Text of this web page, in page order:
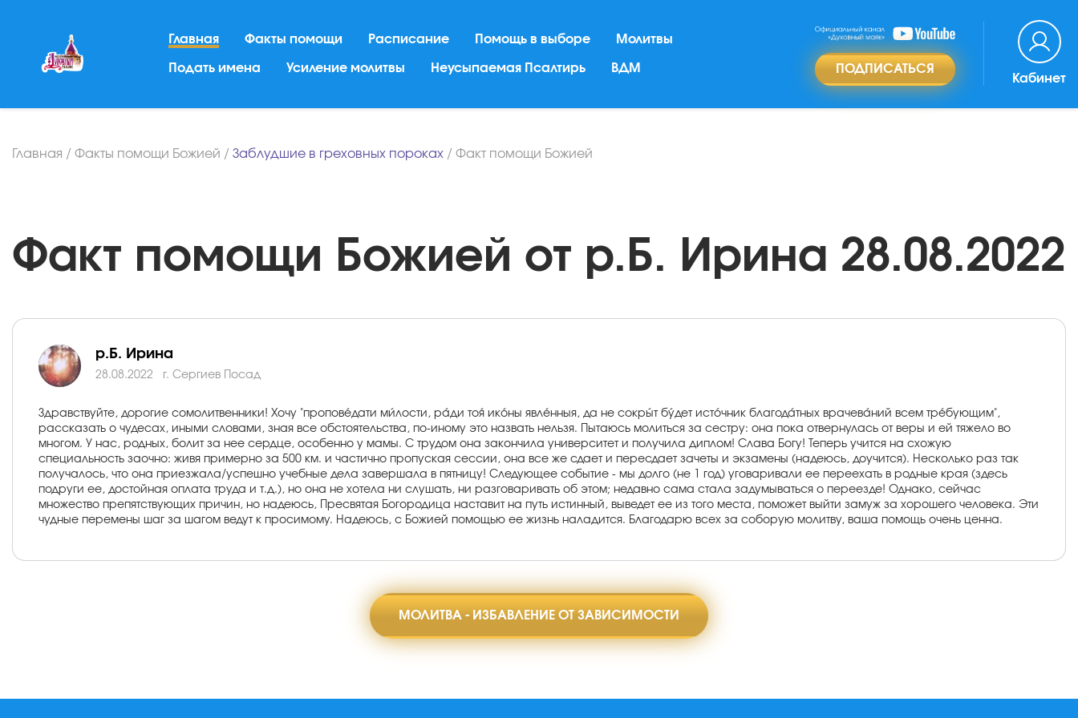
Главная Факты помощи Расписание Помощь в выборе Молитвы
Подать имена Усиление молитвы Неусыпаемая Псалтирь ВДМ ПОДПИСАТЬСЯ
Кабинет
Главная / Факты помощи Божией / Заблудшие в греховных пороках / Факт помощи Божией
Факт помощи Божией от р.Б. Ирина 28.08.2022
р.Б. Ирина
28.08.2022 г. Сергиев Посад
Здравствуйте, дорогие сомолитвенники! Хочу "пропове́дати ми́лости, ра́ди тоя́ ико́ны явле́нныя, да не сокры́т бу́дет исто́чник благода́тных врачева́ний всем тре́бующим",
рассказать о чудесах, иными словами, зная все обстоятельства, по-иному это назвать нельзя. Пытаюсь молиться за сестру: она пока отвернулась от веры и ей тяжело во
многом. У нас, родных, болит за нее сердце, особенно у мамы. С трудом она закончила университет и получила диплом! Слава Богу! Теперь учится на схожую
специальность заочно: живя примерно за 500 км. и частично пропуская сессии, она все же сдает и пересдает зачеты и экзамены (надеюсь, доучится). Несколько раз так
получалось, что она приезжала/успешно учебные дела завершала в пятницу! Следующее событие - мы долго (не 1 год) уговаривали ее переехать в родные края (здесь
подруги ее, достойная оплата труда и т.д.), но она не хотела ни слушать, ни разговаривать об этом; недавно сама стала задумываться о переезде! Однако, сейчас
множество препятствующих причин, но надеюсь, Пресвятая Богородица наставит на путь истинный, выведет ее из того места, поможет выйти замуж за хорошего человека. Эти
чудные перемены шаг за шагом ведут к просимому. Надеюсь, с Божией помощью ее жизнь наладится. Благодарю всех за соборую молитву, ваша помощь очень ценна.
МОЛИТВА - ИЗБАВЛЕНИЕ ОТ ЗАВИСИМОСТИ